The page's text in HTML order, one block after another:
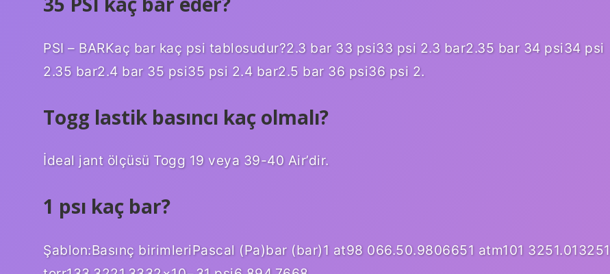
PSI – BARKaç bar kaç psi tablosudur?2.3 bar 33 psi33 psi 2.3 bar2.35 bar 34 psi34 psi
2.35 bar2.4 bar 35 psi35 psi 2.4 bar2.5 bar 36 psi36 psi 2.
Togg lastik basıncı kaç olmalı?
İdeal jant ölçüsü Togg 19 veya 39-40 Air’dir.
1 psı kaç bar?
Şablon:Basınç birimleriPascal (Pa)bar (bar)1 at98 066.50.9806651 atm101 3251.013251